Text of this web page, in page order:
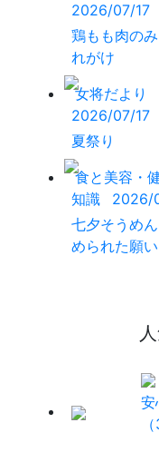
2026/07/17
鶏もも肉の
れがけ
女将だより
2026/07/17
夏祭り
食と美容・
知識
2026/
七夕そうめ
められた願い
安